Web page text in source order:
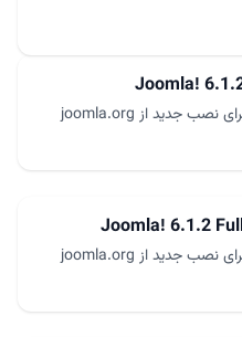
Joomla!
Joomla! 6.1.2